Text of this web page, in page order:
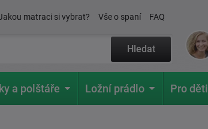
matraci si vybrat? Vše o spaní FAQ
Hledat
a polštáře Ložní prádlo Pro děti